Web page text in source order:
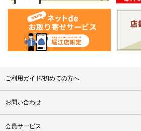
ご利用ガイド/初めての方へ
お問い合わせ
会員サービス